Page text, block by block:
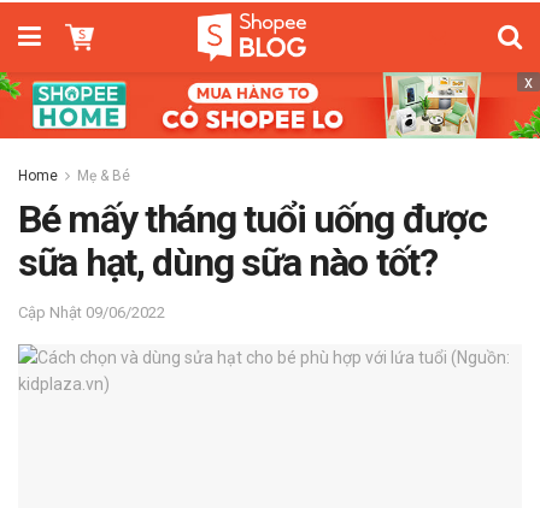
x
Home Mẹ & Bé
Bé mấy tháng tuổi uống được
sữa hạt, dùng sữa nào tốt?
09/06/2022